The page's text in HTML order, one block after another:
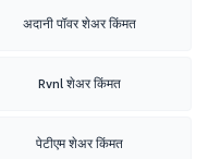
अदानी पॉवर शेअर किंमत
Rvnl शेअर किंमत
पेटीएम शेअर किंमत